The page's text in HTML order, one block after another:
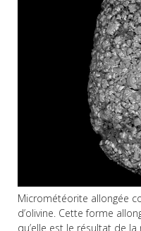
Micrométéorite allongée
d’olivine. Cette forme
qu’elle est le résultat de